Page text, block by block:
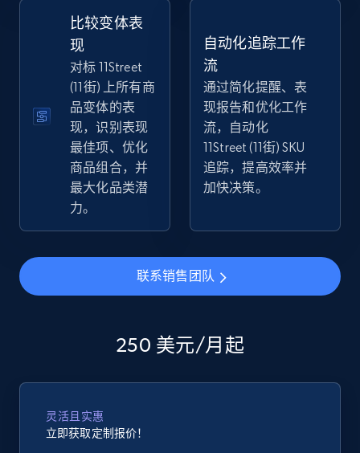
2.5K+ 立即开始
eBay - Collect products from shops on eBay
URL, Product id, Title, Seller name, Seller rating,
Seller reviews, Breadcrumbs, Root category, and
more.
2.5K+ 359+ 立即开始
URL, Product id, Title, Seller name, Seller rating,
Seller reviews, Breadcrumbs, Root category, and
2.5K+
比较变体表
现
对标 11Street
(11街) 上所有商
品变体的表
现，识别表现
最佳项、优化
商品组合，并
最大化品类潜
力。
自动化追踪工作
流
通过简化提醒、表
现报告和优化工作
流，自动化
11Street (11街) SKU
追踪，提高效率并
加快决策。
联系销售团队
250 美元/月起
灵活且实惠
立即获取定制报价！